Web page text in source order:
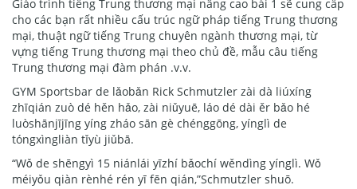
Giáo trình tiếng Trung thương mại nâng cao bài 1 sẽ cung cấp
cho các bạn rất nhiều cấu trúc ngữ pháp tiếng Trung thương
mại, thuật ngữ tiếng Trung chuyên ngành thương mại, từ
vựng tiếng Trung thương mại theo chủ đề, mẫu câu tiếng
Trung thương mại đàm phán .v.v.
GYM Sportsbar de lǎobǎn Rick Schmutzler zài dà liúxíng
zhīqián zuò dé hěn hǎo, zài niǔyuē, láo dé dài ěr bǎo hé
luòshānjījīng yíng zháo sān gè chénggōng, yínglì de
tóngxìngliàn tǐyù jiǔbā.
“Wǒ de shēngyì 15 niánlái yīzhí bǎochí wěndìng yínglì. Wǒ
méiyǒu qiàn rènhé rén yī fēn qián,”Schmutzler shuō.